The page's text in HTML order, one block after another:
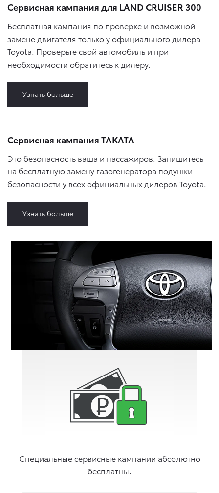
Сервисная кампания для LAND CRUISER 300
Бесплатная кампания по проверке и возможной
замене двигателя только у официального дилера
Toyota. Проверьте свой автомобиль и при
необходимости обратитесь к дилеру.
Узнать больше
Сервисная кампания ТАКАТА
Это безопасность ваша и пассажиров. Запишитесь
на бесплатную замену газогенератора подушки
безопасности у всех официальных дилеров Toyota.
Узнать больше
Специальные сервисные кампании абсолютно
бесплатны.